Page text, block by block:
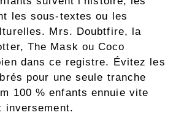
les sous-textes ou les
Mrs. Doubtfire, la
The Mask ou Coco
dans ce registre. Évitez les
pour une seule tranche
100 % enfants ennuie vite
inversement.